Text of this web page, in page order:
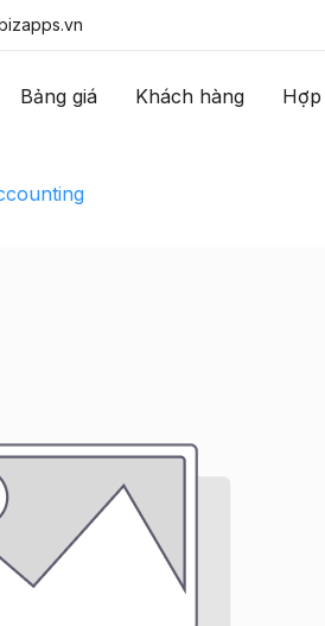
Bảng giá Khách hàng